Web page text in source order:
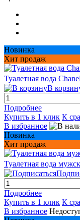
Новинка
Хит продаж
Туалетная вода
В
Подробнее
Купить в 1 клик К
В избранное
Новинка
Хит продаж
Туалетная вода
Подробнее
Купить в 1 клик К
В избранное